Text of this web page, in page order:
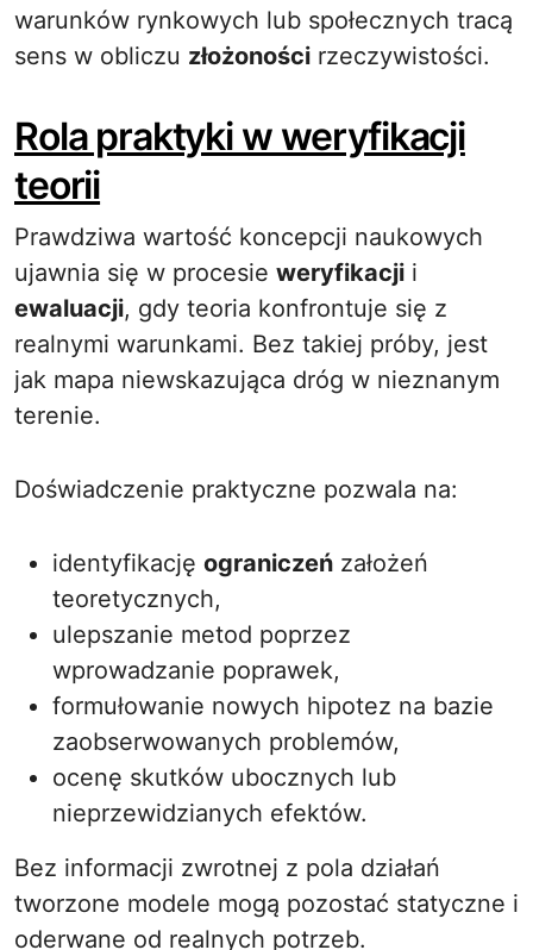
warunków rynkowych lub społecznych tracą
sens w obliczu złożoności rzeczywistości.
Rola praktyki w weryfikacji
teorii
Prawdziwa wartość koncepcji naukowych
ujawnia się w procesie weryfikacji i
ewaluacji, gdy teoria konfrontuje się z
realnymi warunkami. Bez takiej próby, jest
jak mapa niewskazująca dróg w nieznanym
terenie.
Doświadczenie praktyczne pozwala na:
identyfikację ograniczeń założeń
teoretycznych,
ulepszanie metod poprzez
wprowadzanie poprawek,
formułowanie nowych hipotez na bazie
zaobserwowanych problemów,
ocenę skutków ubocznych lub
nieprzewidzianych efektów.
Bez informacji zwrotnej z pola działań
tworzone modele mogą pozostać statyczne i
oderwane od realnych potrzeb.